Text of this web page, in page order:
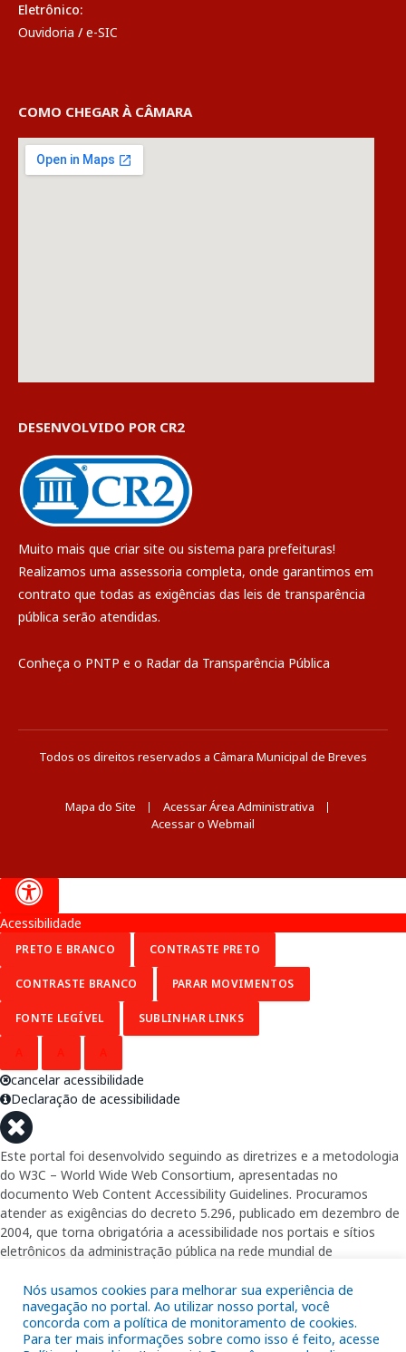
Eletrônico:
Ouvidoria / e-SIC
COMO CHEGAR À CÂMARA
DESENVOLVIDO POR CR2
Muito mais que criar site ou sistema para prefeituras!
Realizamos uma assessoria completa, onde garantimos em
contrato que todas as exigências das leis de transparência
pública serão atendidas.
Conheça o PNTP e o Radar da Transparência Pública
Todos os direitos reservados a Câmara Municipal de Breves
Mapa do Site
Acessar Área Administrativa
Acessar o Webmail
Nós usamos cookies para melhorar sua experiência de
navegação no portal. Ao utilizar nosso portal, você
concorda com a política de monitoramento de cookies.
Para ter mais informações sobre como isso é feito, acesse
Acessibilidade
PRETO E BRANCO CONTRASTE PRETO
CONTRASTE BRANCO PARAR MOVIMENTOS
FONTE LEGÍVEL SUBLINHAR LINKS
cancelar acessibilidade
Declaração de acessibilidade
Este portal foi desenvolvido seguindo as diretrizes e a metodologia
do W3C – World Wide Web Consortium, apresentadas no
documento Web Content Accessibility Guidelines. Procuramos
atender as exigências do decreto 5.296, publicado em dezembro de
2004, que torna obrigatória a acessibilidade nos portais e sítios
eletrônicos da administração pública na rede mundial de
garantindo-lhes o pleno acesso aos conteúdos disponíveis.
Além de validações automáticas, foram realizados testes em
diversos navegadores e através do utilitário de acesso a Internet do